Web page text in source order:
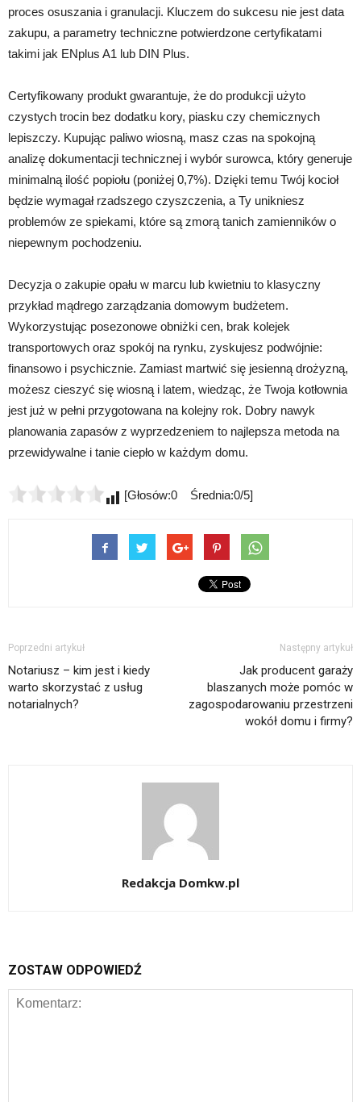
proces osuszania i granulacji. Kluczem do sukcesu nie jest data
zakupu, a parametry techniczne potwierdzone certyfikatami
takimi jak ENplus A1 lub DIN Plus.
Certyfikowany produkt gwarantuje, że do produkcji użyto
czystych trocin bez dodatku kory, piasku czy chemicznych
lepiszczy. Kupując paliwo wiosną, masz czas na spokojną
analizę dokumentacji technicznej i wybór surowca, który generuje
minimalną ilość popiołu (poniżej 0,7%). Dzięki temu Twój kocioł
będzie wymagał rzadszego czyszczenia, a Ty unikniesz
problemów ze spiekami, które są zmorą tanich zamienników o
niepewnym pochodzeniu.
Decyzja o zakupie opału w marcu lub kwietniu to klasyczny
przykład mądrego zarządzania domowym budżetem.
Wykorzystując posezonowe obniżki cen, brak kolejek
transportowych oraz spokój na rynku, zyskujesz podwójnie:
finansowo i psychicznie. Zamiast martwić się jesienną drożyzną,
możesz cieszyć się wiosną i latem, wiedząc, że Twoja kotłownia
jest już w pełni przygotowana na kolejny rok. Dobry nawyk
planowania zapasów z wyprzedzeniem to najlepsza metoda na
przewidywalne i tanie ciepło w każdym domu.
[Głosów:0 Średnia:0/5]
Poprzedni artykuł
Notariusz – kim jest i kiedy
warto skorzystać z usług
notarialnych?
Następny artykuł
Jak producent garaży
blaszanych może pomóc w
zagospodarowaniu przestrzeni
wokół domu i firmy?
Redakcja Domkw.pl
ZOSTAW ODPOWIEDŹ